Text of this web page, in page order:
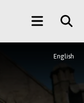
Main
Menu
English